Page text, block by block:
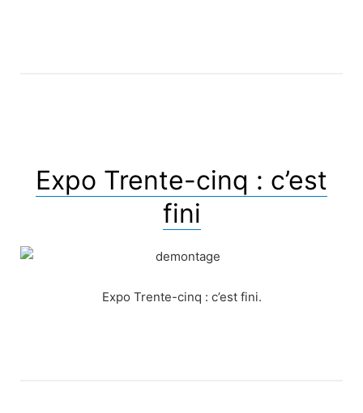
Expo Trente-cinq : c’est
fini
Expo Trente-cinq : c’est fini.